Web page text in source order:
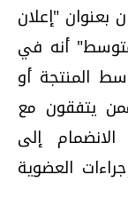
بعنوان "إعلان
أنه في
المنتجة أو
يتفقون مع
إلى
العضوية